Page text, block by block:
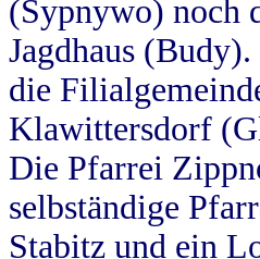
(Sypnywo) noch
Jagdhaus
die
Klawittersdorf
Die Pfarrei
selbständige
Stabitz und ein